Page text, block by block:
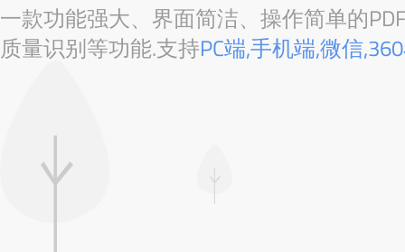
一款功能强大、界面简洁、操作简单的
质量识别等功能.支持PC端,手机端,微信